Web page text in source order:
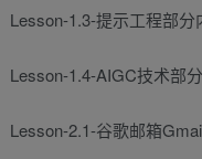
Lesson-1.3-提示工程部分
Lesson-1.4-AIGC技术部
Lesson-2.1-谷歌邮箱